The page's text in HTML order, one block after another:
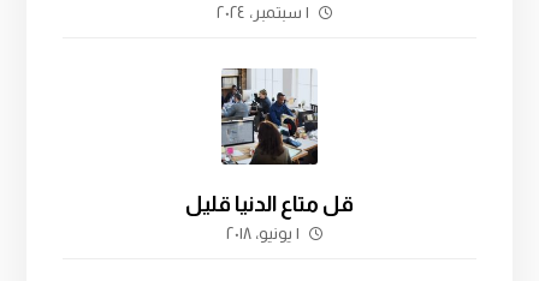
١ سبتمبر، ٢٠٢٤
قل متاع الدنيا قليل
١ يونيو، ٢٠١٨